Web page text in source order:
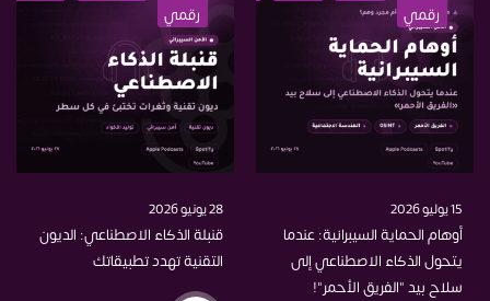
رقمي
اصطناعي
15 يوليو 2026
أوهام الحماية السيبرانية: عندما
يتحول الذكاء الاصطناعي إلى
سلاح بيد "الفريق الأحمر"!
رقمي
28 يونيو 2026
قنبلة الذكاء الاصطناعي: الديون
التقنية تهدد تطبيقاتك